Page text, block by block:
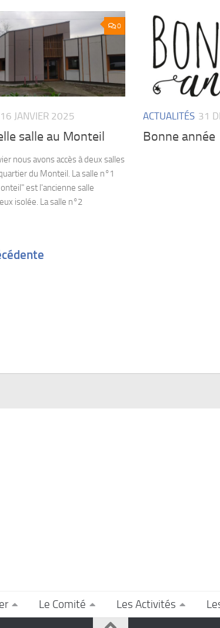
0
16 JANVIER 2025
salle au Monteil
nous avons accès à deux salles
du Monteil. La salle n°1
est l'ancienne salle
isolée. La salle n°2
ACTUALITÉS 31
Bonne année
Le Comité Les Activités